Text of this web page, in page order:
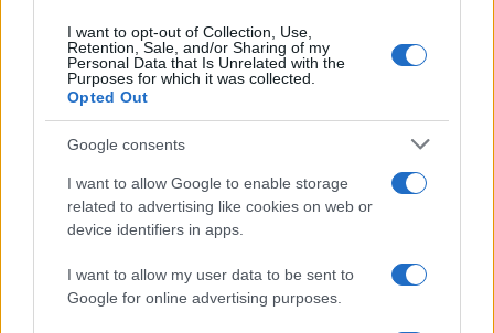
I want to opt-out of Collection, Use,
Retention, Sale, and/or Sharing of my
Personal Data that Is Unrelated with the
Purposes for which it was collected.
Opted Out
Google consents
I want to allow Google to enable storage
related to advertising like cookies on web or
device identifiers in apps.
I want to allow my user data to be sent to
Google for online advertising purposes.
HÍRDETÉS
Országos hírek
Megérkezett az eső a Duna vízgyűjtőjére